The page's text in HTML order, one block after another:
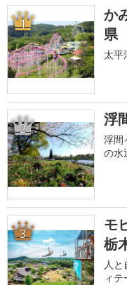
1
か
県
太平
2 浮
浮間
の水
3
モ
栃
人
ィ